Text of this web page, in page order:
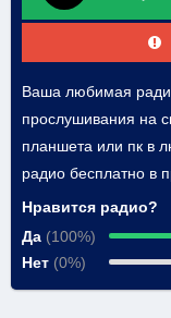
Ваша любимая
прослушивания на
планшета или пк в
радио бесплатно в
Нравится радио?
Да (100%)
Нет (0%)